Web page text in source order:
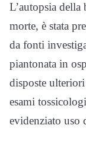
L’autopsia della
morte, è stata
da fonti
piantonata in
disposte
esami
evidenziato uso